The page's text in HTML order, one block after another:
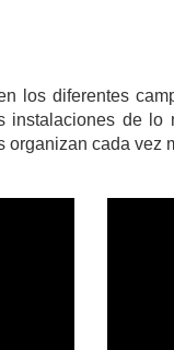
los diferentes
de lo
cada